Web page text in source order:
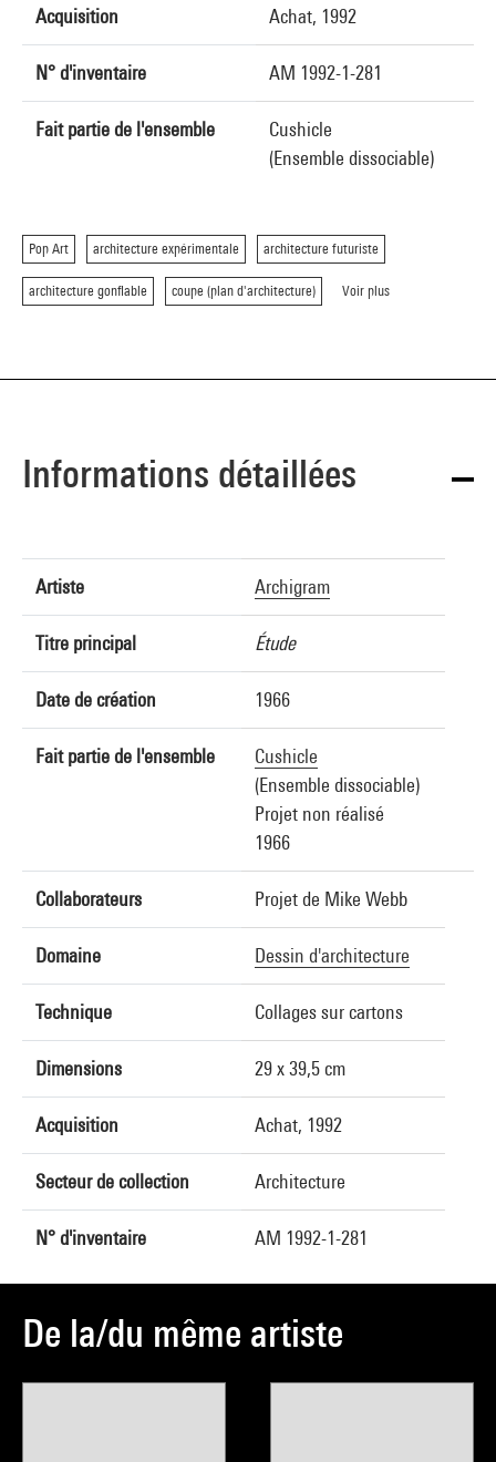
Acquisition Achat, 1992
N° d'inventaire AM 1992-1-281
Fait partie de l'ensemble
Cushicle
(Ensemble dissociable)
Pop Art architecture expérimentale architecture futuriste
architecture gonflable coupe (plan d'architecture) Voir plus
Informations détaillées
Artiste Archigram
Titre principal Étude
Date de création 1966
Fait partie de l'ensemble
Cushicle
(Ensemble dissociable)
Projet non réalisé
1966
Collaborateurs Projet de Mike Webb
Domaine Dessin d'architecture
Technique Collages sur cartons
Dimensions 29 x 39,5 cm
Acquisition Achat, 1992
Secteur de collection Architecture
N° d'inventaire AM 1992-1-281
De la/du même artiste